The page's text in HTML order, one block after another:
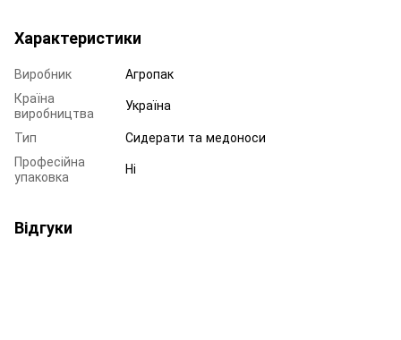
Характеристики
Виробник
Агропак
Країна
виробництва
Україна
Тип
Сидерати та медоноси
Професійна
упаковка
Ні
Відгуки